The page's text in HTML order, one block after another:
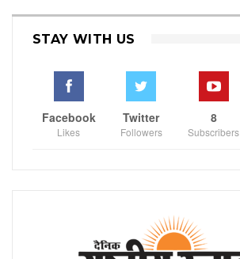
STAY WITH US
Facebook
Likes
Twitter
Followers
8
Subscribers